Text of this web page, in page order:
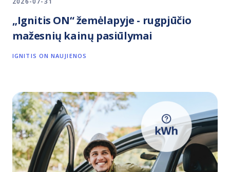
„Ignitis ON“ žemėlapyje - rugpjūčio
mažesnių kainų pasiūlymai
IGNITIS ON NAUJIENOS